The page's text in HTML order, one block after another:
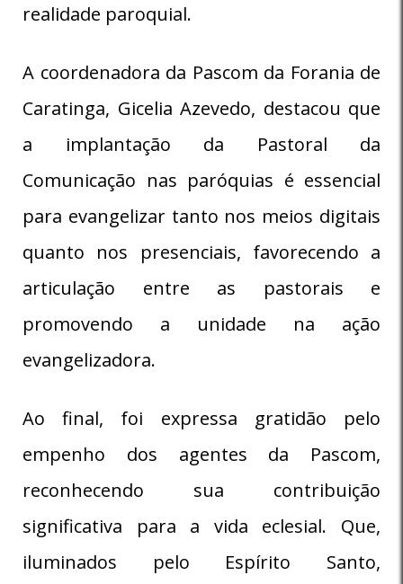
realidade paroquial.
A coordenadora da Pascom da Forania de
Caratinga, Gicelia Azevedo, destacou que
a implantação da Pastoral da
Comunicação nas paróquias é essencial
para evangelizar tanto nos meios digitais
quanto nos presenciais, favorecendo a
articulação entre as pastorais e
promovendo a unidade na ação
evangelizadora.
Ao final, foi expressa gratidão pelo
empenho dos agentes da Pascom,
reconhecendo sua contribuição
significativa para a vida eclesial. Que,
iluminados pelo Espírito Santo,